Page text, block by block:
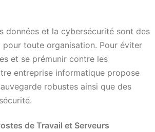
données et la cybersécurité sont des
pour toute organisation. Pour éviter
et se prémunir contre les
entreprise informatique propose
robustes ainsi que des
de Travail et Serveurs